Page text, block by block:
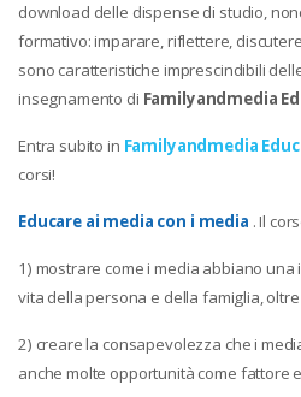
download delle dispense di studio,
formativo: imparare, riflettere,
sono caratteristiche imprescindibili
insegnamento di Familyandmedia
Entra subito in Familyandmedia
corsi!
Educare ai media con i media . Il
1) mostrare come i media abbiano
vita della persona e della famiglia,
2) creare la consapevolezza che i
anche molte opportunità come fattore